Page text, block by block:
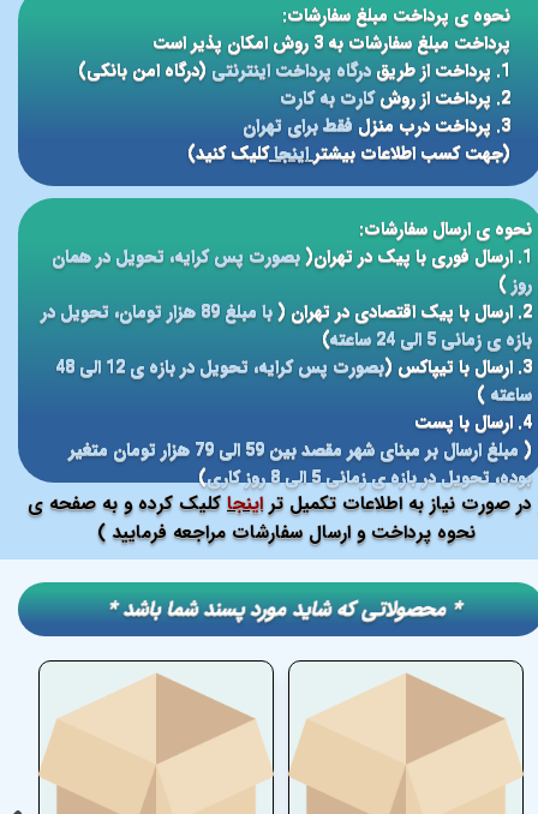
صورت نیاز به اطلاعات تکمیل تراینجا کلیک کرده و به صفحه ی
نحوه پرداخت و ارسال سفارشات مراجعه فرمایید )
نحوه ی پرداخت مبلغ سفارشات:
پرداخت مبلغ سفارشات به 3 روش امکان پذیر است
1. پرداخت از طریق
درگاه پرداخت اینترنتی(درگاه امن بانکی)
2. پرداخت از روش
کارت به کارت
3. پرداخت درب منزل
فقط برای تهران
(جهت کسب اطلاعات بیشتر اینجاکلیک کنید)
نحوه ی ارسال سفارشات:
1. ارسال فوری با پیک در تهران(
بصورت پس کرایه، تحویل در همان
روز)
2. ارسال با پیک اقتصادی در تهران (
با مبلغ 89 هزار تومان، تحویل در
بازه ی زمانی 5 الی 24 ساعته
)
3. ارسال با تیپاکس (
بصورت پس کرایه، تحویل در بازه ی 12 الی 48
ساعته )
4. ارسال با پست
(
مبلغ ارسال بر مبنای شهر مقصد بین 59 الی 79 هزار تومان متغیر
بوده، تحویل در بازه ی زمانی 5 الی 8 روز کاری
)
​​* محصولاتی که شاید مورد پسند شما باشد *